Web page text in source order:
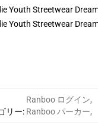
リー:
Ranboo ログイン,
Ranboo パーカー,